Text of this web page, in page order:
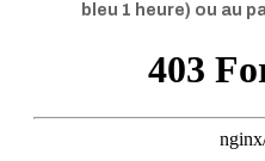
bleu 1 heure) ou au